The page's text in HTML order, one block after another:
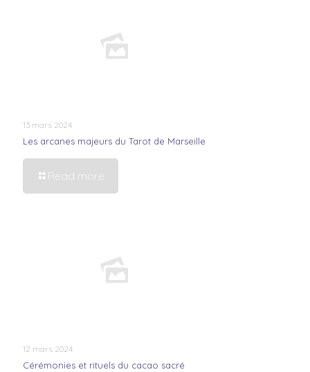
13 mars 2024
Les arcanes majeurs du Tarot de Marseille
Read more
12 mars 2024
Cérémonies et rituels du cacao sacré